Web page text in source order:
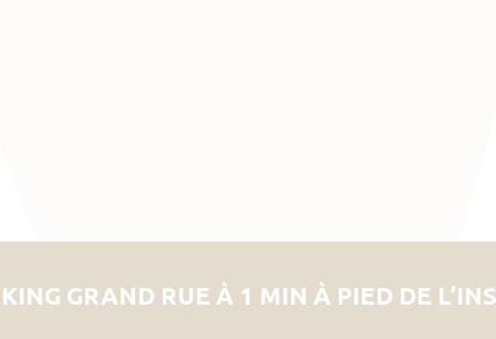
GRAND RUE À 1 MIN À PIED DE